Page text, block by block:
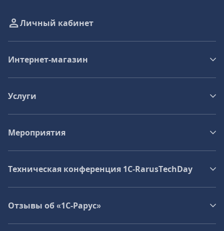
Личный кабинет
Интернет-магазин
Услуги
Мероприятия
Техническая конференция 1C‑RarusTechDay
Отзывы об «1С-Рарус»